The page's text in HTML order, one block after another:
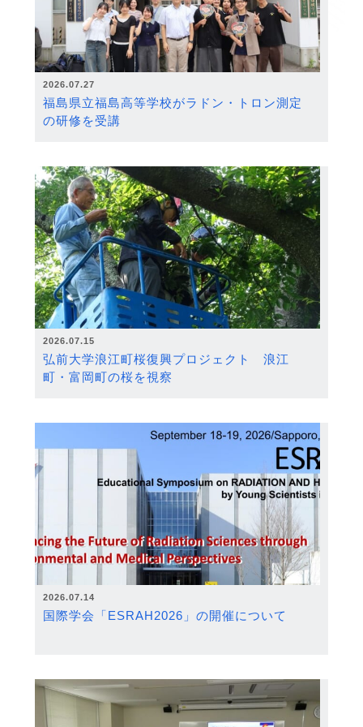
2026.07.27
福島県立福島高等学校がラドン・トロン測定
の研修を受講
2026.07.15
弘前大学浪江町桜復興プロジェクト 浪江
町・富岡町の桜を視察
2026.07.14
国際学会「ESRAH2026」の開催について